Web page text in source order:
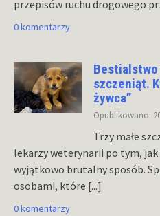
przepisów ruchu drogowego
0 komentarzy
szczeniąt.
żywca”
Opublikowano:
Trzy małe
lekarzy weterynarii po tym, jak
wyjątkowo brutalny sposób.
osobami, które [...]
0 komentarzy